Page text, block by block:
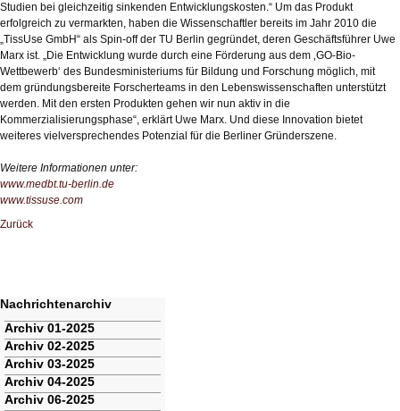
Studien bei gleichzeitig sinkenden Entwicklungskosten.“ Um das Produkt
erfolgreich zu vermarkten, haben die Wissenschaftler bereits im Jahr 2010 die
„TissUse GmbH“ als Spin-off der TU Berlin gegründet, deren Geschäftsführer Uwe
Marx ist. „Die Entwicklung wurde durch eine Förderung aus dem ‚GO-Bio-
Wettbewerb‘ des Bundesministeriums für Bildung und Forschung möglich, mit
dem gründungsbereite Forscherteams in den Lebenswissenschaften unterstützt
werden. Mit den ersten Produkten gehen wir nun aktiv in die
Kommerzialisierungsphase“, erklärt Uwe Marx. Und diese Innovation bietet
weiteres vielversprechendes Potenzial für die Berliner Gründerszene.
Weitere Informationen unter:
www.medbt.tu-berlin.de
www.tissuse.com
Zurück
Nachrichtenarchiv
Navigation
überspringen
Archiv 01-2025
Archiv 02-2025
Archiv 03-2025
Archiv 04-2025
Archiv 06-2025